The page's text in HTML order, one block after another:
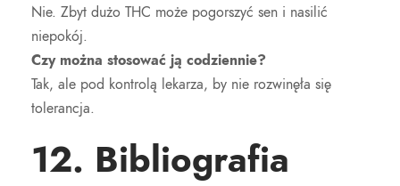
Nie. Zbyt dużo THC może pogorszyć sen i nasilić
niepokój.
Czy można stosować ją codziennie?
Tak, ale pod kontrolą lekarza, by nie rozwinęła się
tolerancja.
12. Bibliografia